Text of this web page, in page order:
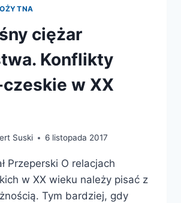
ciężar
Konflikty
w XX
Suski 6 listopada 2017
Przeperski O relacjach
w XX wieku należy pisać z
Tym bardziej, gdy